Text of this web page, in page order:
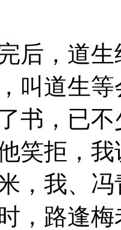
后，道
叫道生
书，已
笑拒，
，我、
，路逢